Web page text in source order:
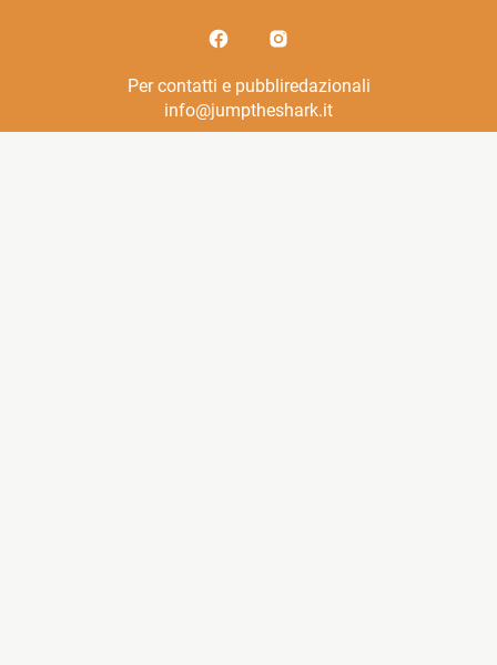
Per contatti e pubbliredazionali
info@jumptheshark.it